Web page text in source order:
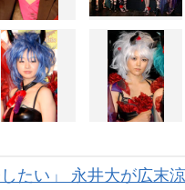
したい」 永井大が広末